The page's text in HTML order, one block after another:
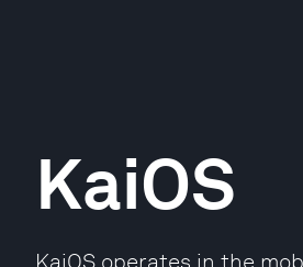
KaiOS
KaiOS operates in the